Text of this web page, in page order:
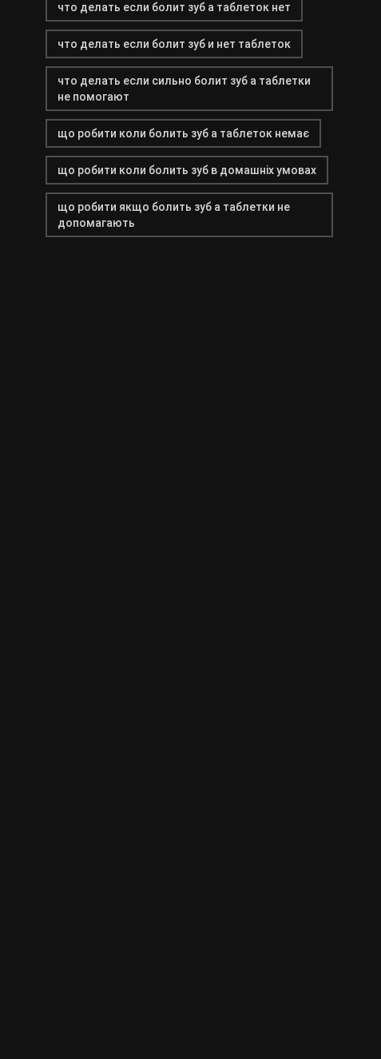
что делать если болит зуб а таблеток нет
что делать если болит зуб и нет таблеток
что делать если сильно болит зуб а таблетки
не помогают
що робити коли болить зуб а таблеток немає
що робити коли болить зуб в домашніх умовах
що робити якщо болить зуб а таблетки не
допомагають